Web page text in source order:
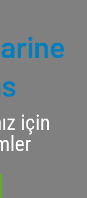
için